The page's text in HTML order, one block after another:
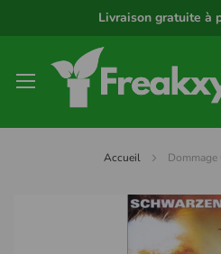
Livraison gratuite à
Accueil
Panneau de gestion des cookies